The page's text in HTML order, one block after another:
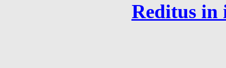
Reditus in